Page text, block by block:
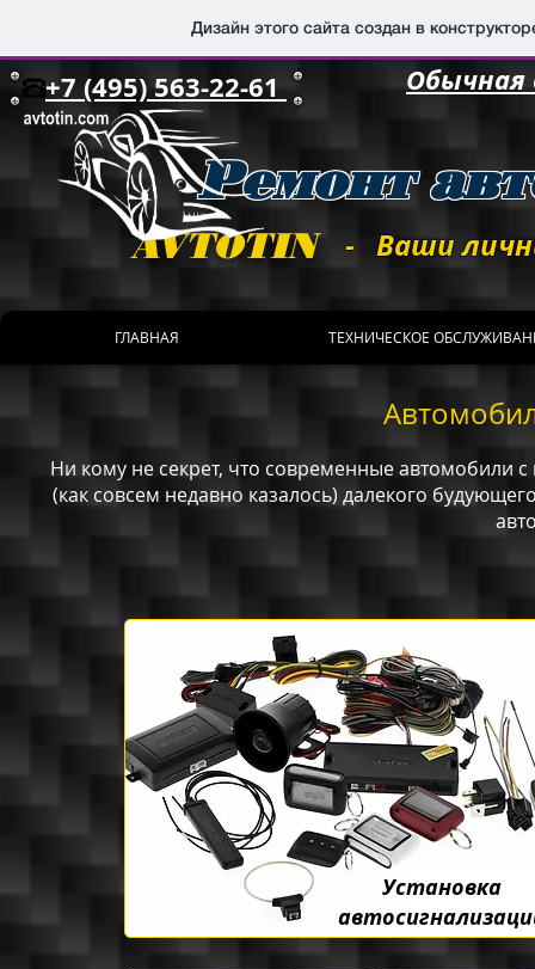
Дизайн этого сайта создан в
+7 (495) 563-22-61 Обычная
Ремонт
AVTOTIN - Ваши
ГЛАВНАЯ ТЕХНИЧЕСКОЕ
Ни кому не секрет, что современные автомобили
(как совсем недавно казалось) далекого
Установка